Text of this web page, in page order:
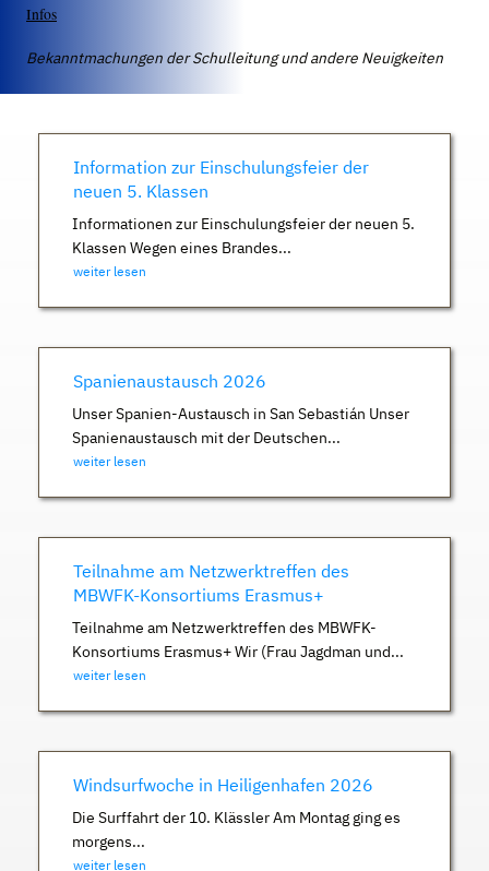
Infos
Bekanntmachungen der Schulleitung und andere Neuigkeiten
Information zur Einschulungsfeier der
neuen 5. Klassen
Informationen zur Einschulungsfeier der neuen 5.
Klassen Wegen eines Brandes...
weiter lesen
Spanienaustausch 2026
Unser Spanien-Austausch in San Sebastián Unser
Spanienaustausch mit der Deutschen...
weiter lesen
Teilnahme am Netzwerktreffen des
MBWFK-Konsortiums Erasmus+
Teilnahme am Netzwerktreffen des MBWFK-
Konsortiums Erasmus+ Wir (Frau Jagdman und...
weiter lesen
Windsurfwoche in Heiligenhafen 2026
Die Surffahrt der 10. Klässler Am Montag ging es
morgens...
weiter lesen